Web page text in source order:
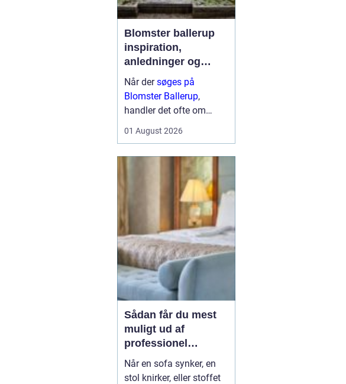
Blomster ballerup
inspiration,
anledninger og
lokale muligheder
Når dersøges på
Blomster Ballerup,
handler det ofte om
hurtig buket. Blomster
livets største øjeblikke,
sige farvel på en værdig
måde eller skabe hygge i
01 August 2026
Sådan får du mest
muligt ud af
professionel
møbelpolstring
Når en sofa synker, en
stol knirker, eller stoffet